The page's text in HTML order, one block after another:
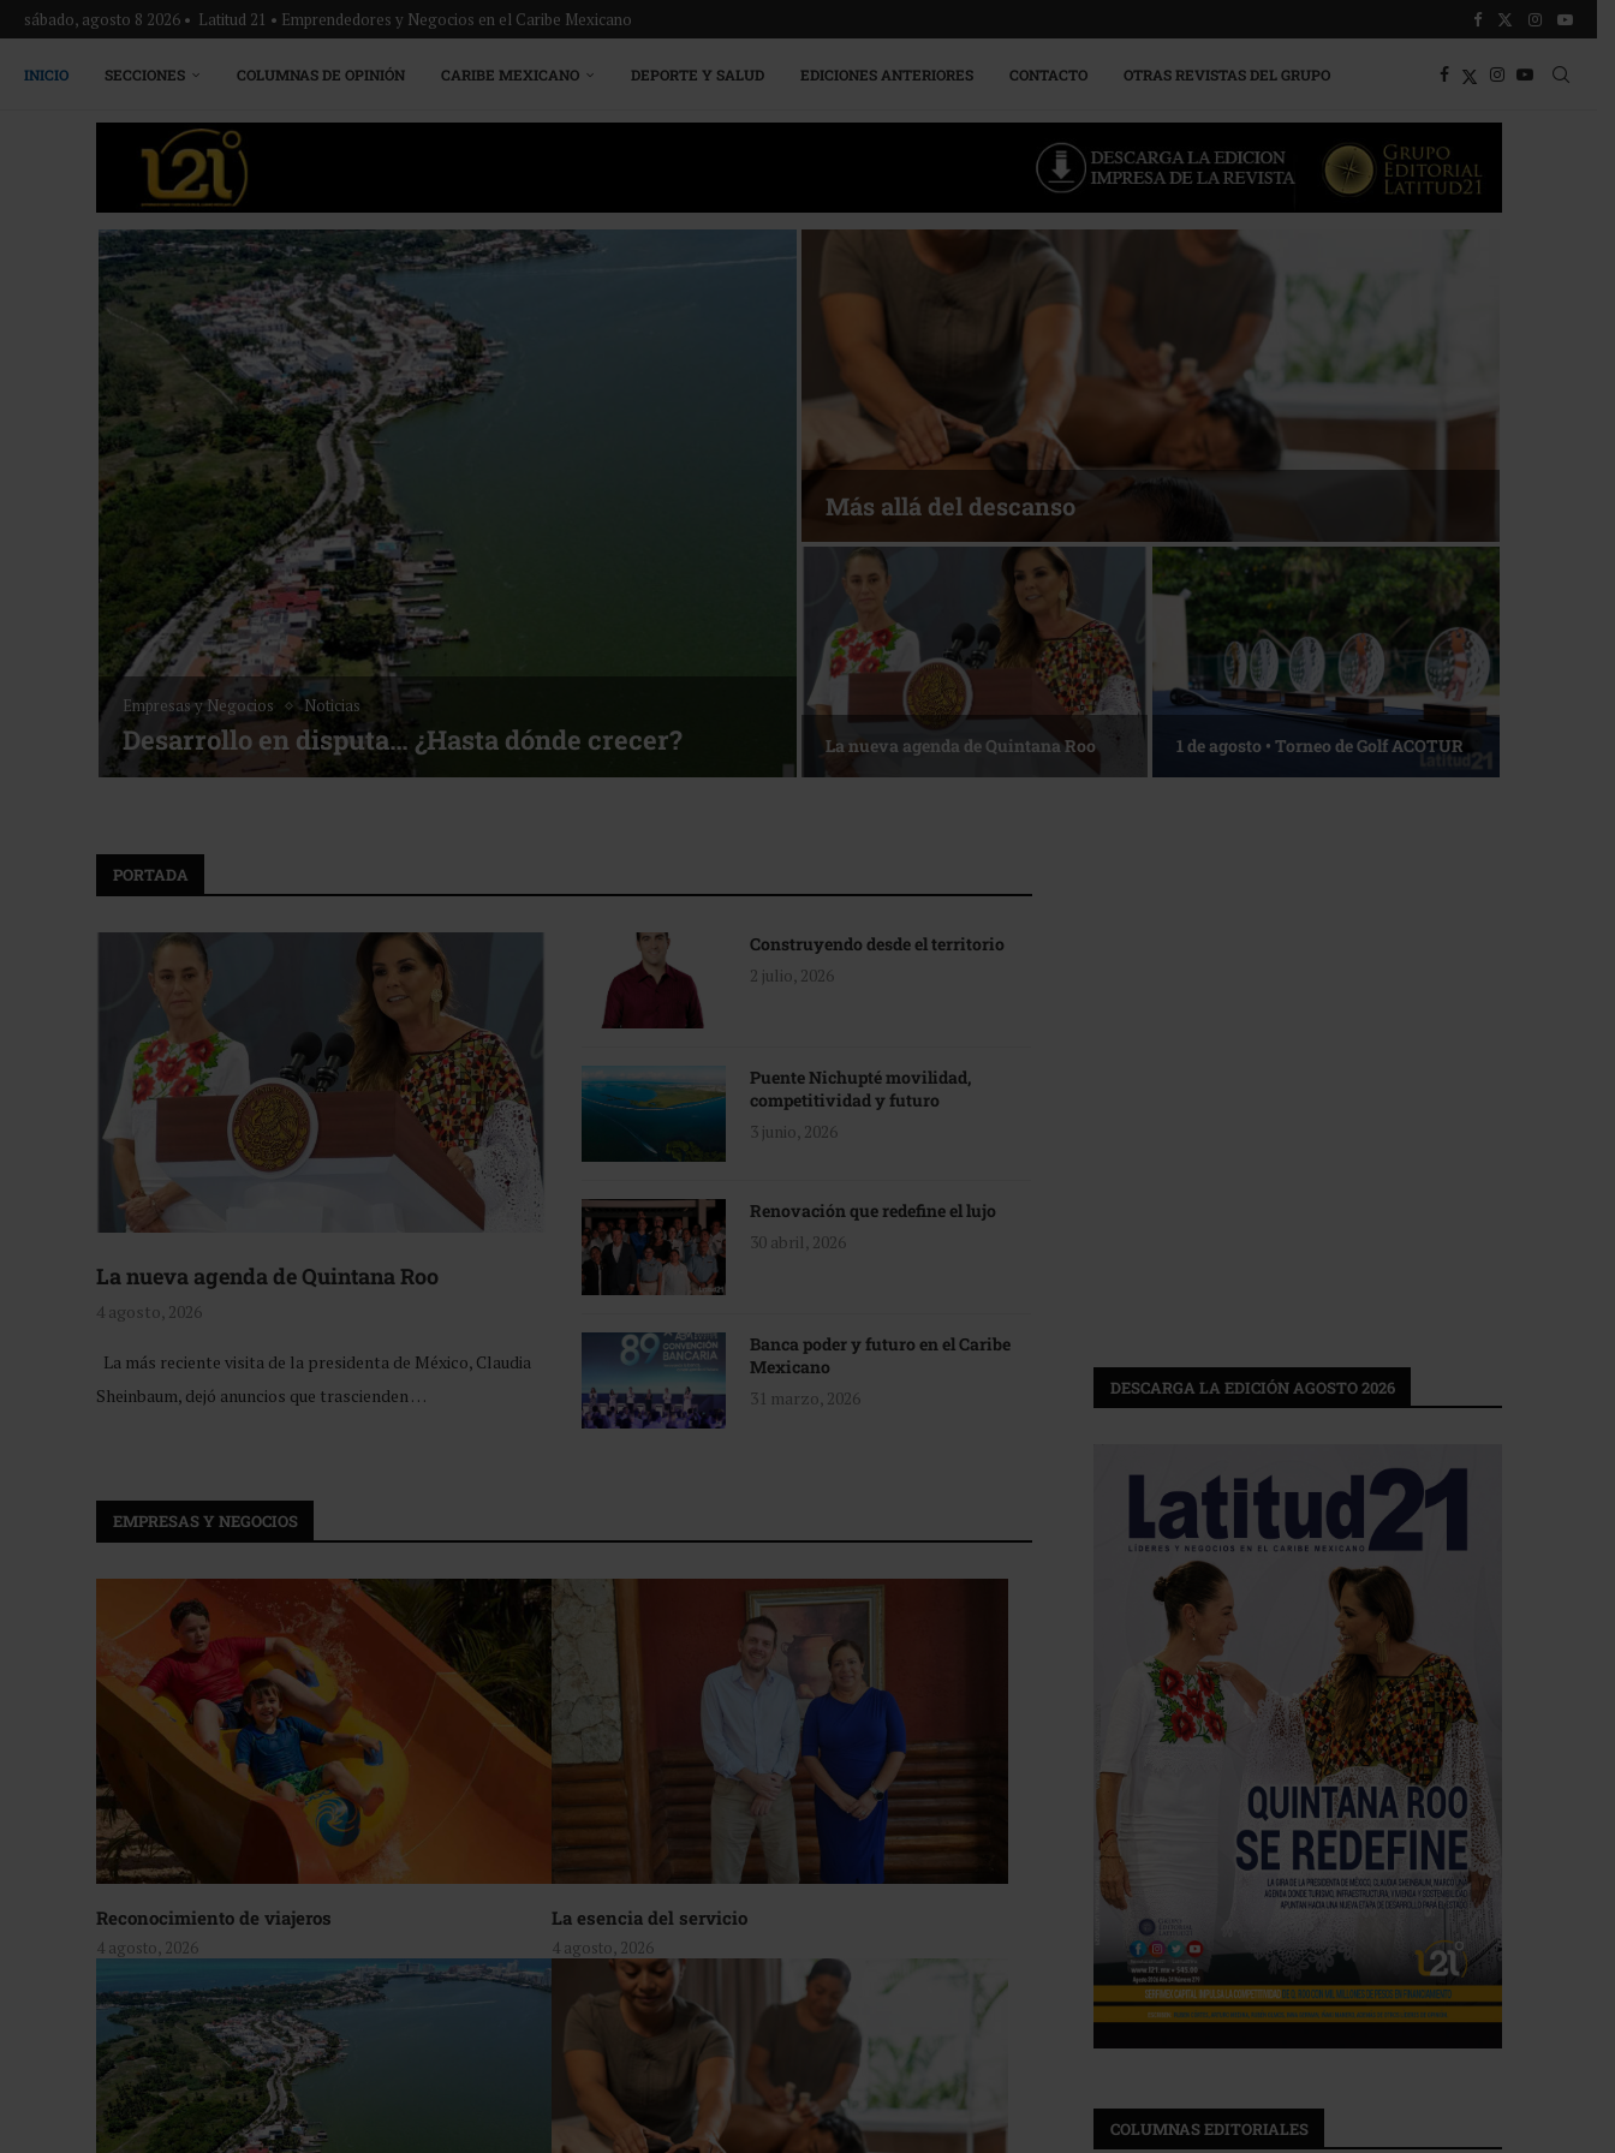
sábado, agosto 8 2026 • Latitud 21 • Emprendedores y Negocios en el Caribe Mexicano
INICIO SECCIONES COLUMNAS DE OPINIÓN CARIBE MEXICANO DEPORTE Y SALUD EDICIONES ANTERIORES CONTACTO OTRAS REVISTAS DEL GRUPO
Empresas y Negocios Noticias
Desarrollo en disputa… ¿Hasta dónde crecer?
Más allá del descanso
La nueva agenda de Quintana Roo 1 de agosto • Torneo de Golf ACOTUR
PORTADA
La nueva agenda de Quintana Roo
4 agosto, 2026
La más reciente visita de la presidenta de México, Claudia
Sheinbaum, dejó anuncios que trascienden …
Construyendo desde el territorio
2 julio, 2026
Puente Nichupté movilidad,
competitividad y futuro
3 junio, 2026
Renovación que redefine el lujo
30 abril, 2026
Banca poder y futuro en el Caribe
Mexicano
31 marzo, 2026
EMPRESAS Y NEGOCIOS
Reconocimiento de viajeros
4 agosto, 2026
La esencia del servicio
4 agosto, 2026
DESCARGA LA EDICIÓN AGOSTO 2026
COLUMNAS EDITORIALES